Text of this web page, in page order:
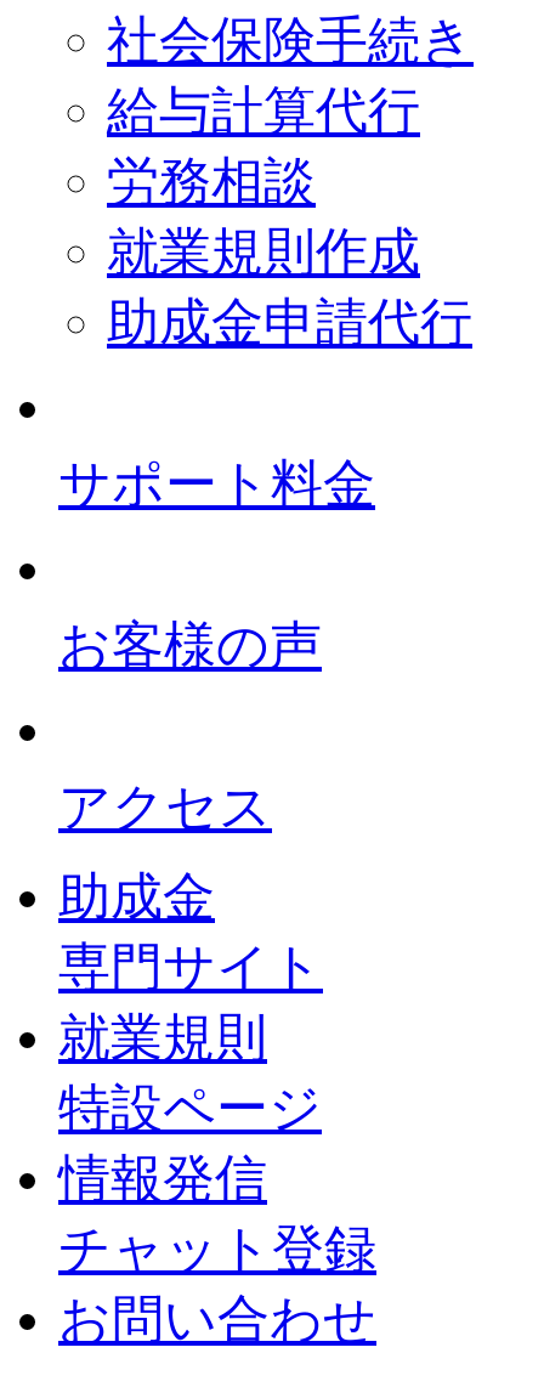
社会保険手続き
給与計算代行
労務相談
就業規則作成
助成金申請代行
サポート料金
お客様の声
アクセス
助成金
専門サイト
就業規則
特設ページ
情報発信
チャット登録
お問い合わせ